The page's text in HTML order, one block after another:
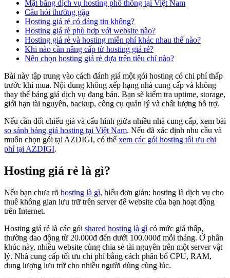
Mặt bằng dịch vụ hosting phổ thông tại Việt Nam
Câu hỏi thường gặp
Hosting giá rẻ có đáng tin không?
Hosting giá rẻ phù hợp với website nào?
Hosting giá rẻ và hosting miễn phí khác nhau thế nào?
Khi nào cần nâng cấp từ hosting giá rẻ?
Nên chọn hosting giá rẻ dựa trên tiêu chí nào?
Bài này tập trung vào cách đánh giá một gói hosting có chi phí thấp
trước khi mua. Nội dung không xếp hạng nhà cung cấp và không
thay thế bảng giá dịch vụ đang bán. Bạn sẽ kiểm tra uptime, storage,
giới hạn tài nguyên, backup, công cụ quản lý và chất lượng hỗ trợ.
Nếu cần đối chiếu giá và cấu hình giữa nhiều nhà cung cấp, xem bài
so sánh bảng giá hosting tại Việt Nam. Nếu đã xác định nhu cầu và
muốn chọn gói tại AZDIGI, có thể xem các gói hosting tối ưu chi
phí tại AZDIGI.
Hosting giá rẻ là gì?
Nếu bạn chưa rõ hosting là gì, hiểu đơn giản: hosting là dịch vụ cho
thuê không gian lưu trữ trên server để website của bạn hoạt động
trên Internet.
Hosting giá rẻ là các gói shared hosting là gì có mức giá thấp,
thường dao động từ 20.000đ đến dưới 100.000đ mỗi tháng. Ở phân
khúc này, nhiều website cùng chia sẻ tài nguyên trên một server vật
lý. Nhà cung cấp tối ưu chi phí bằng cách phân bổ CPU, RAM,
dung lượng lưu trữ cho nhiều người dùng cùng lúc.